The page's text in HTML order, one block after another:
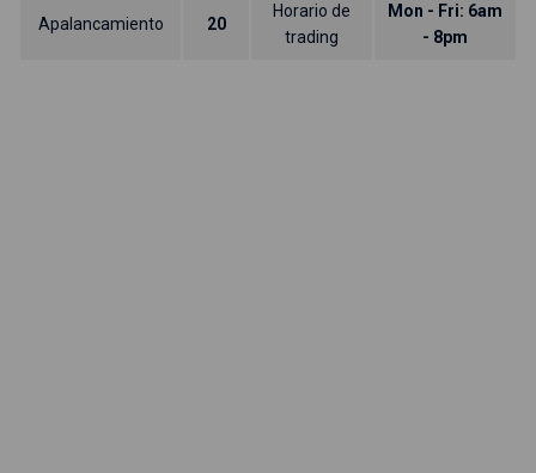
Apalancamiento 20
Horario de
trading
Mon - Fri: 6am
- 8pm